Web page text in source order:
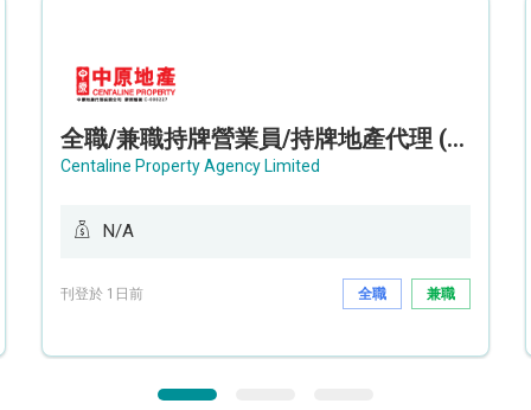
全職/兼職持牌營業員/持牌地產代理 (長沙灣/將軍澳/油塘)
Centaline Property Agency Limited
N/A
刊登於 1日前 全職 兼職